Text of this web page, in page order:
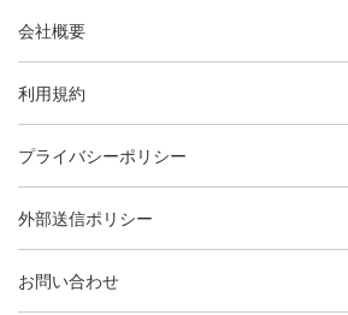
会社概要
利用規約
プライバシーポリシー
外部送信ポリシー
お問い合わせ